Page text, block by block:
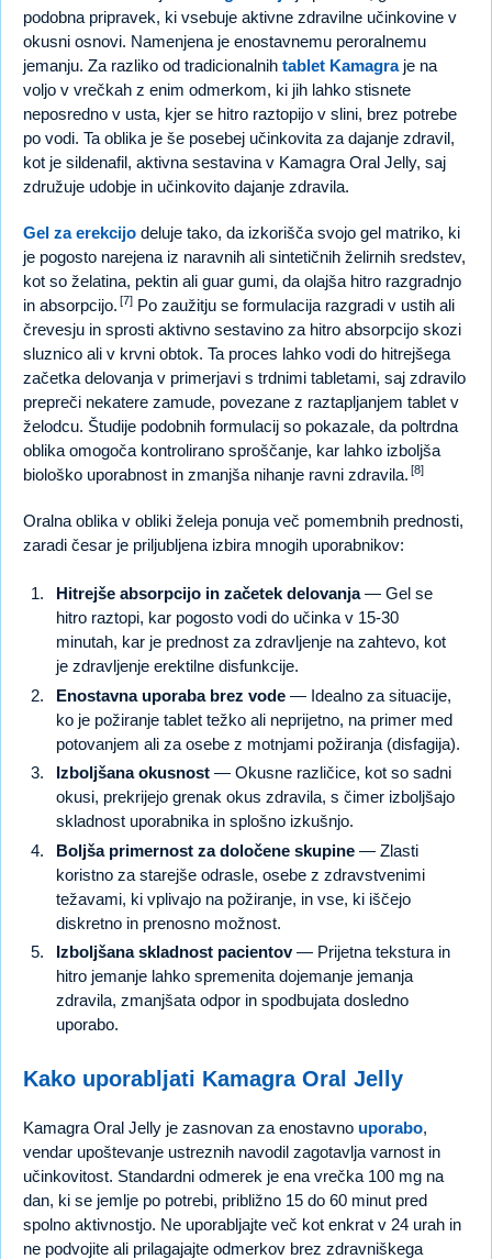
podobna pripravek, ki vsebuje aktivne zdravilne učinkovine v
okusni osnovi. Namenjena je enostavnemu peroralnemu
jemanju. Za razliko od tradicionalnih tablet Kamagraje na
voljo v vrečkah z enim odmerkom, ki jih lahko stisnete
neposredno v usta, kjer se hitro raztopijo v slini, brez potrebe
po vodi. Ta oblika je še posebej učinkovita za dajanje zdravil,
kot je sildenafil, aktivna sestavina v Kamagra Oral Jelly, saj
združuje udobje in učinkovito dajanje zdravila.
Gel za erekcijo deluje tako, da izkorišča svojo gel matriko, ki
je pogosto narejena iz naravnih ali sintetičnih želirnih sredstev,
kot so želatina, pektin ali guar gumi, da olajša hitro razgradnjo
in absorpcijo. [7] Po zaužitju se formulacija razgradi v ustih ali
črevesju in sprosti aktivno sestavino za hitro absorpcijo skozi
sluznico ali v krvni obtok. Ta proces lahko vodi do hitrejšega
začetka delovanja v primerjavi s trdnimi tabletami, saj zdravilo
prepreči nekatere zamude, povezane z raztapljanjem tablet v
želodcu. Študije podobnih formulacij so pokazale, da poltrdna
oblika omogoča kontrolirano sproščanje, kar lahko izboljša
biološko uporabnost in zmanjša nihanje ravni zdravila. [8]
Oralna oblika v obliki želeja ponuja več pomembnih prednosti,
zaradi česar je priljubljena izbira mnogih uporabnikov:
Hitrejše absorpcijo in začetek delovanja— Gel se
hitro raztopi, kar pogosto vodi do učinka v 15-30
minutah, kar je prednost za zdravljenje na zahtevo, kot
je zdravljenje erektilne disfunkcije.
Enostavna uporaba brez vode — Idealno za situacije,
ko je požiranje tablet težko ali neprijetno, na primer med
potovanjem ali za osebe z motnjami požiranja (disfagija).
Izboljšana okusnost — Okusne različice, kot so sadni
okusi, prekrijejo grenak okus zdravila, s čimer izboljšajo
skladnost uporabnika in splošno izkušnjo.
Boljša primernost za določene skupine — Zlasti
koristno za starejše odrasle, osebe z zdravstvenimi
težavami, ki vplivajo na požiranje, in vse, ki iščejo
diskretno in prenosno možnost.
Izboljšana skladnost pacientov— Prijetna tekstura in
hitro jemanje lahko spremenita dojemanje jemanja
zdravila, zmanjšata odpor in spodbujata dosledno
uporabo.
Kako uporabljati Kamagra Oral Jelly
Kamagra Oral Jelly je zasnovan za enostavno uporabo,
vendar upoštevanje ustreznih navodil zagotavlja varnost in
učinkovitost. Standardni odmerek je ena vrečka 100 mg na
dan, ki se jemlje po potrebi, približno 15 do 60 minut pred
spolno aktivnostjo. Ne uporabljajte več kot enkrat v 24 urah in
ne podvojite ali prilagajajte odmerkov brez zdravniškega